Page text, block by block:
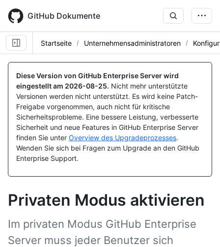
main
content
GitHub Dokumente
Startseite Unternehmensadministratoren
Diese Version von GitHub Enterprise Server wird
eingestellt am 2026-08-25. Nicht mehr unterstützte
Versionen werden nicht unterstützt. Es wird keine Patch-
Freigabe vorgenommen, auch nicht für kritische
Sicherheitsprobleme. Eine bessere Leistung, verbesserte
Sicherheit und neue Features in GitHub Enterprise Server
finden Sie unter Overview des Upgradeprozesses.
Wenden Sie sich bei Fragen zum Upgrade an den GitHub
Enterprise Support.
Privaten Modus aktivieren
Im privaten Modus GitHub Enterprise
Server muss jeder Benutzer sich